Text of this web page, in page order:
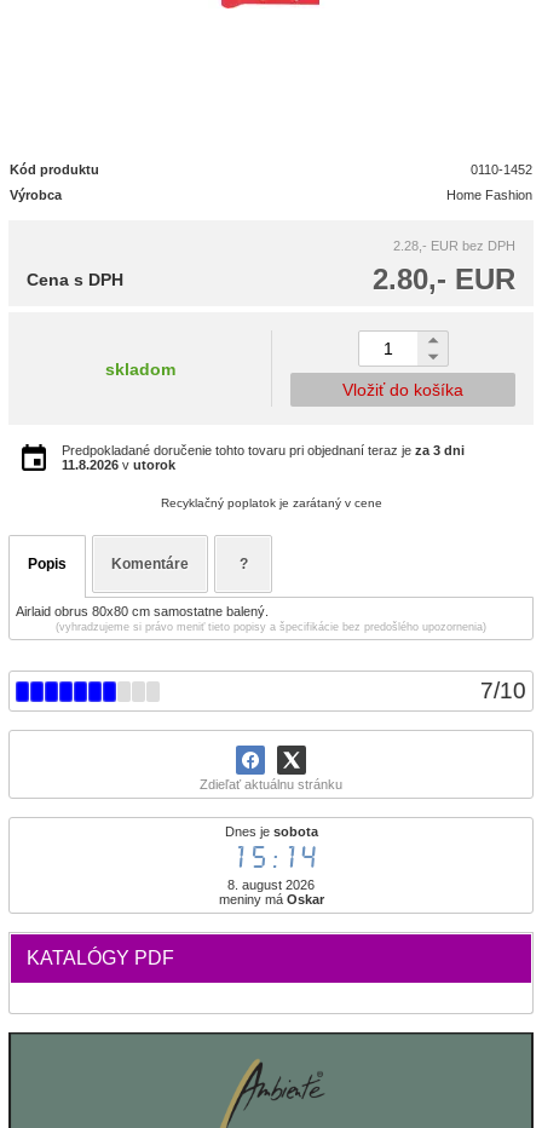
7/10
Zdieľať aktuálnu stránku
Dnes je sobota
15:14
8. august 2026
meniny má Oskar
KATALÓGY PDF
Kód produktu
0110-1452
Výrobca
Home Fashion
2.28,- EUR bez DPH
2.80,- EUR
Cena s DPH
skladom
Vložiť do košíka
Predpokladané doručenie tohto tovaru pri objednaní teraz je za 3 dni
11.8.2026 v utorok
Recyklačný poplatok je zarátaný v cene
Popis Komentáre ?
Airlaid obrus 80x80 cm samostatne balený.
(vyhradzujeme si právo meniť tieto popisy a špecifikácie bez predošlého upozornenia)